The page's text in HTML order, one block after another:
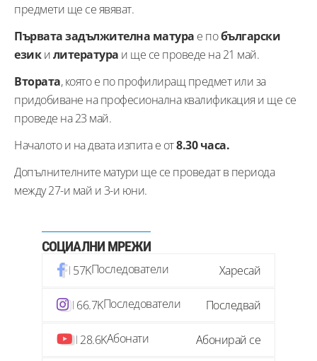
предмети ще се явяват.
Първата задължителна матура е побългарски
езикилитература и ще се проведе на 21 май.
Втората, която е по профилиращ предмет или за
придобиване на професионална квалификация и ще се
проведе на 23 май.
Началото и на двата изпита е от8.30 часа.
Допълнителните матури ще се проведат в периода
между 27-и май и 3-и юни.
СОЦИАЛНИ МРЕЖИ
57KПоследователи Харесай
66.7KПоследователи Последвай
28.6KАбонати Абонирай се